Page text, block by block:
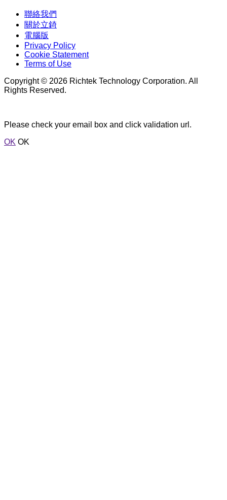
聯絡我們
關於立錡
電腦版
Privacy Policy
Cookie Statement
Terms of Use
Copyright © 2026 Richtek Technology Corporation. All
Rights Reserved.
Please check your email box and click validation url.
OK OK